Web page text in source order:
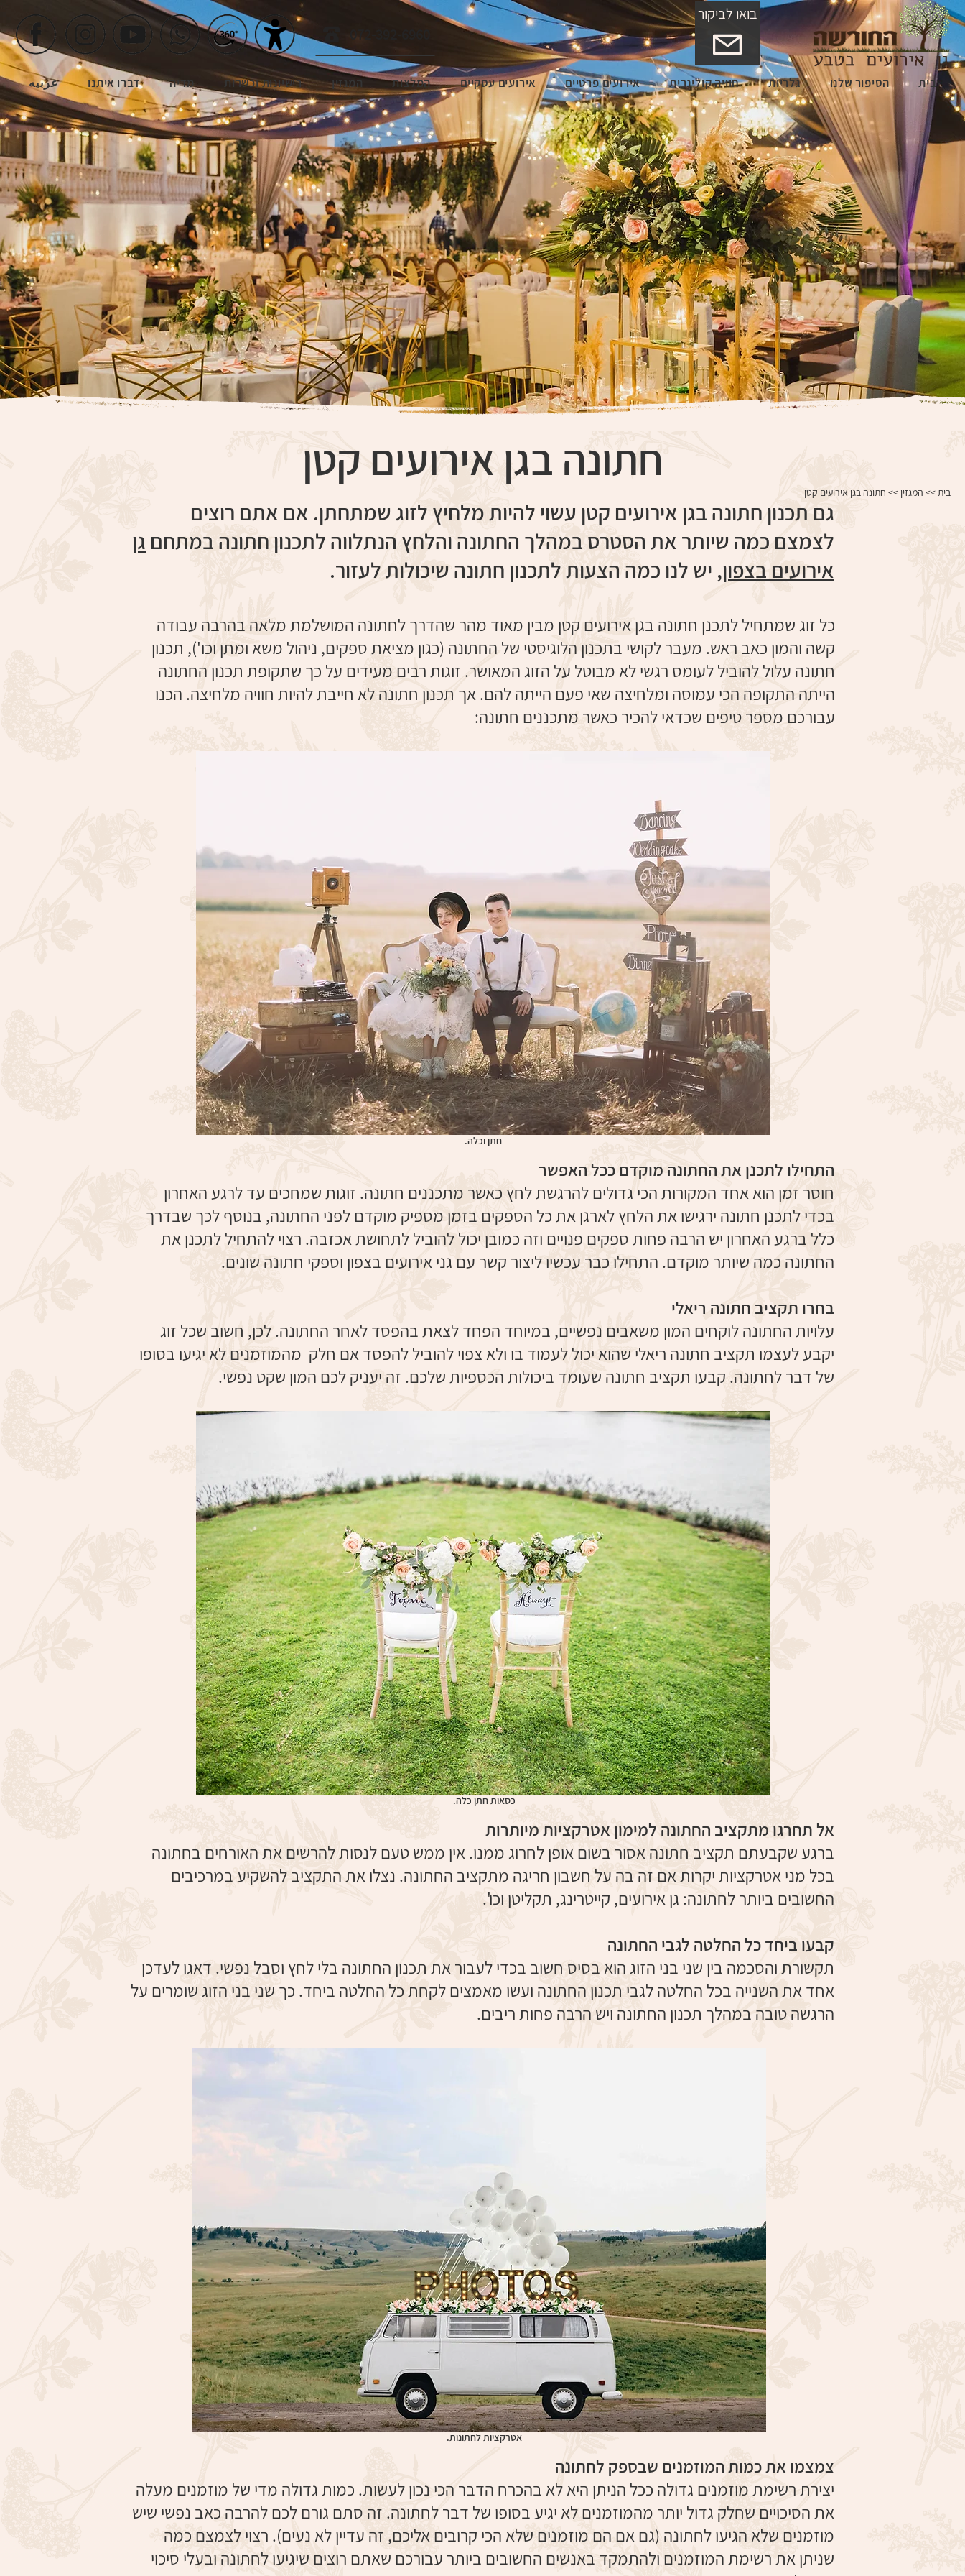
072-392-6960
בואו לביקור
בית הסיפור שלנו גלריות חוויה קולינרית אירועים פרטיים אירועים עסקיים המלצות המגזין רישיונות וכשרות מדיה דברו איתנו عربيه
חתונה בגן אירועים קטן
בית>> המגזין >> חתונה בגן אירועים קטן
גם תכנון חתונה בגן אירועים קטן עשוי להיות מלחיץ לזוג שמתחתן. אם אתם רוצים
לצמצם כמה שיותר את הסטרס במהלך החתונה והלחץ הנתלווה לתכנון חתונה במתחם גן
אירועים בצפון, יש לנו כמה הצעות לתכנון חתונה שיכולות לעזור.
כל זוג שמתחיל לתכנן חתונה בגן אירועים קטן מבין מאוד מהר שהדרך לחתונה המושלמת מלאה בהרבה עבודה
קשה והמון כאב ראש. מעבר לקושי בתכנון הלוגיסטי של החתונה (כגון מציאת ספקים, ניהול משא ומתן וכו'), תכנון
חתונה עלול להוביל לעומס רגשי לא מבוטל על הזוג המאושר. זוגות רבים מעידים על כך שתקופת תכנון החתונה
הייתה התקופה הכי עמוסה ומלחיצה שאי פעם הייתה להם. אך תכנון חתונה לא חייבת להיות חוויה מלחיצה. הכנו
עבורכם מספר טיפים שכדאי להכיר כאשר מתכננים חתונה:
חתן וכלה.
התחילו לתכנן את החתונה מוקדם ככל האפשר
חוסר זמן הוא אחד המקורות הכי גדולים להרגשת לחץ כאשר מתכננים חתונה. זוגות שמחכים עד לרגע האחרון
בכדי לתכנן חתונה ירגישו את הלחץ לארגן את כל הספקים בזמן מספיק מוקדם לפני החתונה, בנוסף לכך שבדרך
כלל ברגע האחרון יש הרבה פחות ספקים פנויים וזה כמובן יכול להוביל לתחושת אכזבה. רצוי להתחיל לתכנן את
החתונה כמה שיותר מוקדם. התחילו כבר עכשיו ליצור קשר עם גני אירועים בצפון וספקי חתונה שונים.
בחרו תקציב חתונה ריאלי
עלויות החתונה לוקחים המון משאבים נפשיים, במיוחד הפחד לצאת בהפסד לאחר החתונה. לכן, חשוב שכל זוג
יקבע לעצמו תקציב חתונה ריאלי שהוא יכול לעמוד בו ולא צפוי להוביל להפסד אם חלק מהמוזמנים לא יגיעו בסופו
של דבר לחתונה. קבעו תקציב חתונה שעומד ביכולות הכספיות שלכם. זה יעניק לכם המון שקט נפשי.​
כסאות חתן כלה.
אל תחרגו מתקציב החתונה למימון אטרקציות מיותרות
ברגע שקבעתם תקציב חתונה אסור בשום אופן לחרוג ממנו. אין ממש טעם לנסות להרשים את האורחים בחתונה
בכל מני אטרקציות יקרות אם זה בה על חשבון חריגה מתקציב החתונה. נצלו את התקציב להשקיע במרכיבים
החשובים ביותר לחתונה: גן אירועים, קייטרינג, תקליטן וכו'.
קבעו ביחד כל החלטה לגבי החתונה
תקשורת והסכמה בין שני בני הזוג הוא בסיס חשוב בכדי לעבור את תכנון החתונה בלי לחץ וסבל נפשי. דאגו לעדכן
אחד את השנייה בכל החלטה לגבי תכנון החתונה ועשו מאמצים לקחת כל החלטה ביחד. כך שני בני הזוג שומרים על
הרגשה טובה במהלך תכנון החתונה ויש הרבה פחות ריבים.​
אטרקציות לחתונות.
צמצמו את כמות המוזמנים שבספק לחתונה
יצירת רשימת מוזמנים גדולה ככל הניתן היא לא בהכרח הדבר הכי נכון לעשות. כמות גדולה מדי של מוזמנים מעלה
את הסיכויים שחלק גדול יותר מהמוזמנים לא יגיע בסופו של דבר לחתונה. זה סתם גורם לכם להרבה כאב נפשי שיש
מוזמנים שלא הגיעו לחתונה (גם אם הם מוזמנים שלא הכי קרובים אליכם, זה עדיין לא נעים). רצוי לצמצם כמה
שניתן את רשימת המוזמנים ולהתמקד באנשים החשובים ביותר עבורכם שאתם רוצים שיגיעו לחתונה ובעלי סיכוי